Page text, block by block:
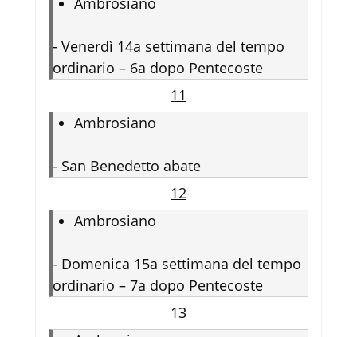
- Venerdì 14a settimana del tempo
ordinario – 6a dopo Pentecoste
11
Ambrosiano
- San Benedetto abate
12
Ambrosiano
- Domenica 15a settimana del tempo
ordinario – 7a dopo Pentecoste
13